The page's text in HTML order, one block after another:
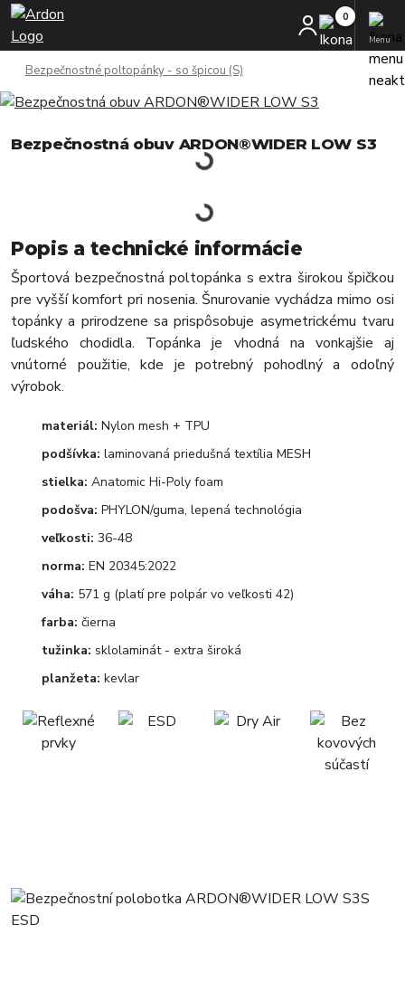
Menu
Bezpečnostné poltopánky - so špicou (S)
Bezpečnostná obuv ARDON®WIDER LOW S3
Popis a technické informácie
Športová bezpečnostná poltopánka s extra širokou špičkou
pre vyšší komfort pri nosenia. Šnurovanie vychádza mimo osi
topánky a prirodzene sa prispôsobuje asymetrickému tvaru
ľudského chodidla. Topánka je vhodná na vonkajšie aj
vnútorné použitie, kde je potrebný pohodlný a odoľný
výrobok.
materiál: Nylon mesh + TPU
podšívka: laminovaná priedušná textília MESH
stielka: Anatomic Hi-Poly foam
podošva: PHYLON/guma, lepená technológia
veľkosti: 36-48
norma: EN 20345:2022
váha: 571 g (platí pre polpár vo veľkosti 42)
farba: čierna
tužinka: sklolaminát - extra široká
planžeta: kevlar